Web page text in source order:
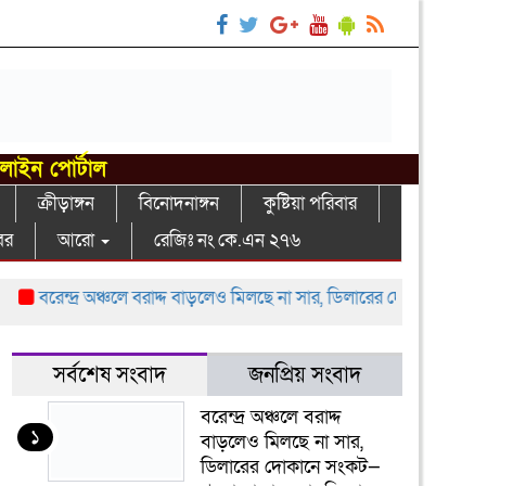
পোর্টাল
ক্রীড়াঙ্গন বিনোদনাঙ্গন
কুষ্টিয়া পরিবার
আরো রেজিঃ নং কে.এন ২৭৬
বরেন্দ্র অঞ্চলে বরাদ্দ বাড়লেও মিলছে না সার, ডিলারের দোকানে সংকট—খুচরা
সর্বশেষ সংবাদ জনপ্রিয় সংবাদ
১
বরেন্দ্র অঞ্চলে বরাদ্দ
বাড়লেও মিলছে না সার,
ডিলারের দোকানে সংকট—